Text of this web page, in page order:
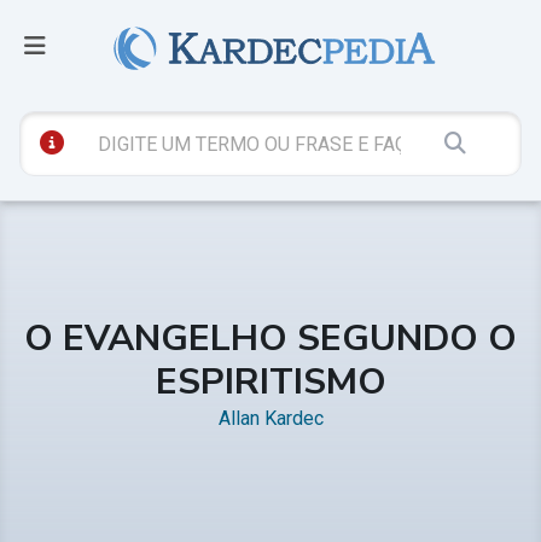
O EVANGELHO SEGUNDO O
ESPIRITISMO
Allan Kardec